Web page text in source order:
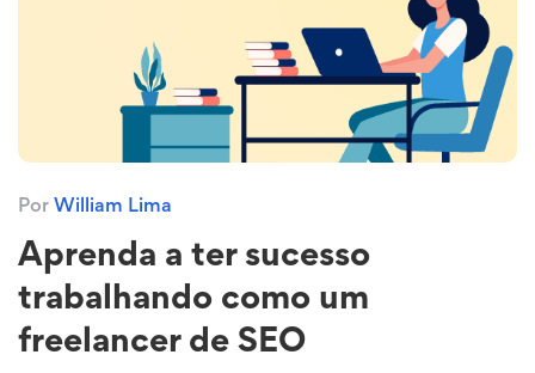
Por William Lima
Aprenda a ter sucesso
trabalhando como um
freelancer de SEO